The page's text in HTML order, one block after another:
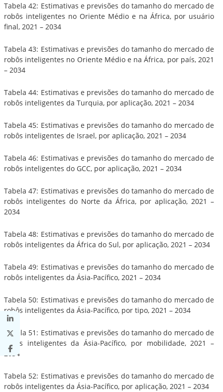
Tabela 42: Estimativas e previsões do tamanho do mercado de
robôs inteligentes no Oriente Médio e na África, por usuário
final, 2021 – 2034
Tabela 43: Estimativas e previsões do tamanho do mercado de
robôs inteligentes no Oriente Médio e na África, por país, 2021
– 2034
Tabela 44: Estimativas e previsões do tamanho do mercado de
robôs inteligentes da Turquia, por aplicação, 2021 – 2034
Tabela 45: Estimativas e previsões do tamanho do mercado de
robôs inteligentes de Israel, por aplicação, 2021 – 2034
Tabela 46: Estimativas e previsões do tamanho do mercado de
robôs inteligentes do GCC, por aplicação, 2021 – 2034
Tabela 47: Estimativas e previsões do tamanho do mercado de
robôs inteligentes do Norte da África, por aplicação, 2021 –
2034
Tabela 48: Estimativas e previsões do tamanho do mercado de
robôs inteligentes da África do Sul, por aplicação, 2021 – 2034
Tabela 49: Estimativas e previsões do tamanho do mercado de
robôs inteligentes da Ásia-Pacífico, 2021 – 2034
Tabela 50: Estimativas e previsões do tamanho do mercado de
robôs inteligentes da Ásia-Pacífico, por tipo, 2021 – 2034
Tabela 51: Estimativas e previsões do tamanho do mercado de
robôs inteligentes da Ásia-Pacífico, por mobilidade, 2021 –
2034
Tabela 52: Estimativas e previsões do tamanho do mercado de
robôs inteligentes da Ásia-Pacífico, por aplicação, 2021 – 2034